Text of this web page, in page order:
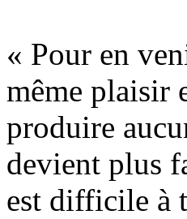
« Pour en
même plaisir
produire
devient plus
est difficile à